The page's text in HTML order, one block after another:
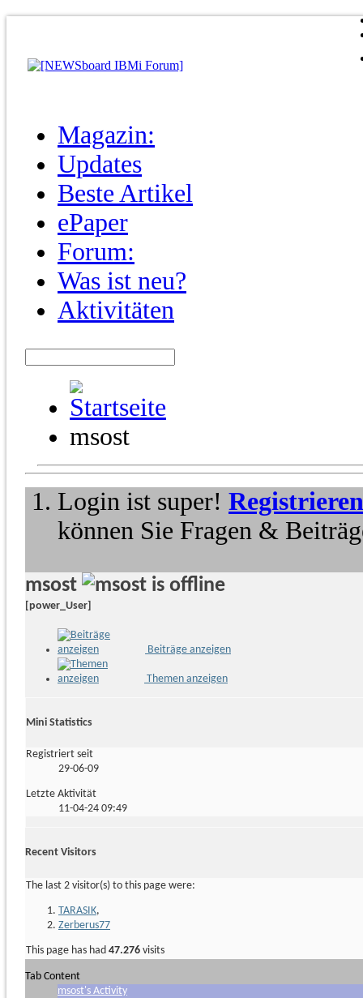
Magazin:
Updates
Beste Artikel
ePaper
Forum:
Was ist neu?
Aktivitäten
msost
Login ist super! Registrieren
können Sie Fragen &
msost
[power_User]
Beiträge anzeigen
Themen anzeigen
Mini Statistics
Registriert seit
29-06-09
Letzte Aktivität
11-04-24 09:49
Recent Visitors
The last 2 visitor(s) to this page were:
TARASIK,
Zerberus77
This page has had 47.276 visits
Tab Content
msost's Activity